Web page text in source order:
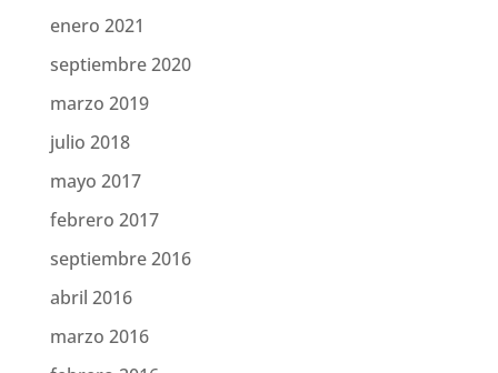
enero 2021
septiembre 2020
marzo 2019
julio 2018
mayo 2017
febrero 2017
septiembre 2016
abril 2016
marzo 2016